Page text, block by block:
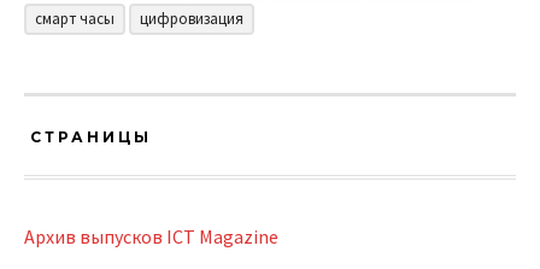
смарт часы
цифровизация
СТРАНИЦЫ
Архив выпусков ICT Magazine